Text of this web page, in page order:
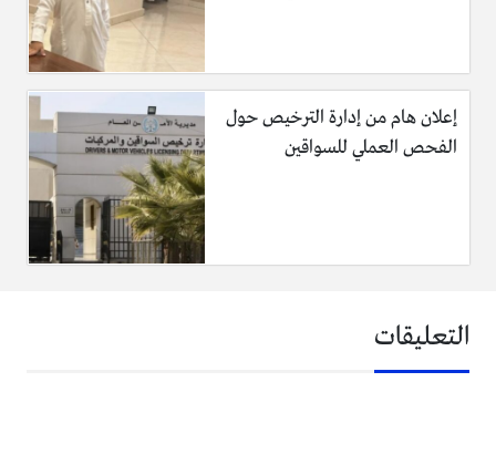
إعلان هام من إدارة الترخيص حول
الفحص العملي للسواقين
التعليقات